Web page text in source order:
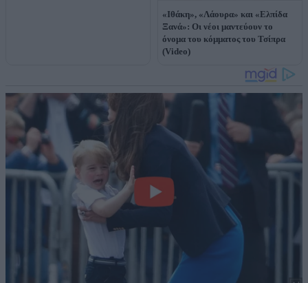
«Ιθάκη», «Λάουρα» και «Ελπίδα
Ξανά»: Οι νέοι μαντεύουν το
όνομα του κόμματος του Τσίπρα
(Video)